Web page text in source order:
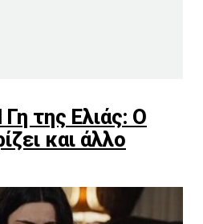
Γη της Ελιάς: Ο
και άλλο